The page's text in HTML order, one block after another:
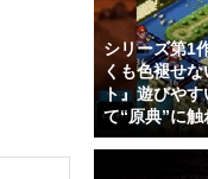
シリーズ第1
くも色褪せ
ト』遊びや
て“原典”に